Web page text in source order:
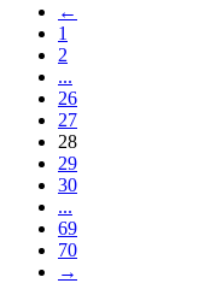
←
1
2
...
26
27
28
29
30
...
69
70
→